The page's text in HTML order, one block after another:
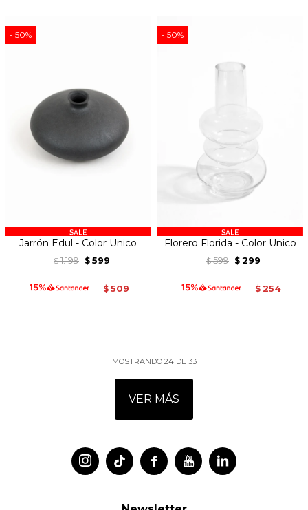
50
Jarrón Edul - Color Unico
$ 1.199 $ 599
$ 509
50
Florero Florida - Color Unico
$ 599 $ 299
$ 254
MOSTRANDO 24DE 33
VER MÁS
 
 